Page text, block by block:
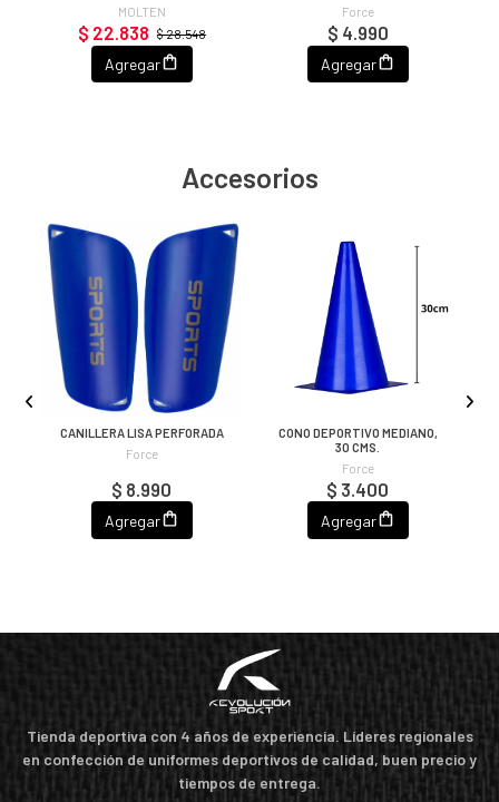
MOLTEN
$ 28.548
$ 22.838
Agregar
Force
$ 4.990
Agregar
Accesorios
CANILLERA LISA PERFORADA
Force
$ 8.990
Agregar
CONO DEPORTIVO MEDIANO,
30 CMS.
Force
$ 3.400
Agregar
Tienda deportiva con 4 años de experiencia. Líderes regionales
en confección de uniformes deportivos de calidad, buen precio y
tiempos de entrega.